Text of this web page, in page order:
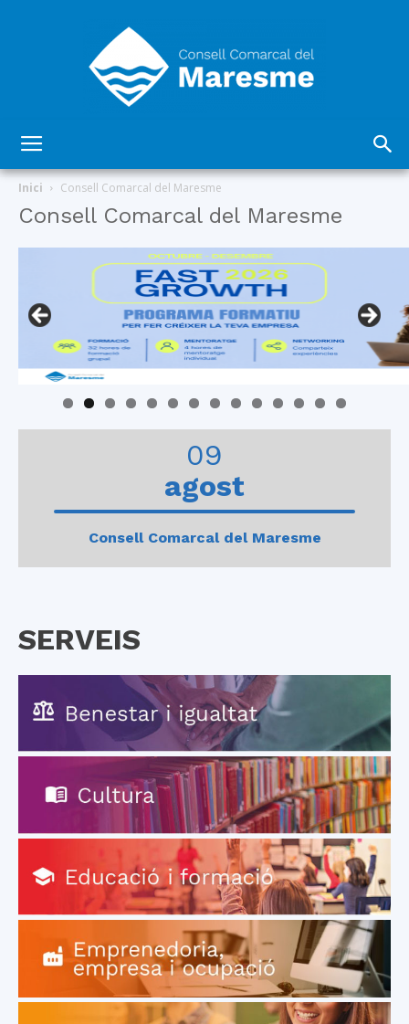
del
Maresme
Inici Consell Comarcal del Maresme
Consell Comarcal del Maresme
0 1 2 3 4
09
agost
Consell Comarcal del Maresme
SERVEIS